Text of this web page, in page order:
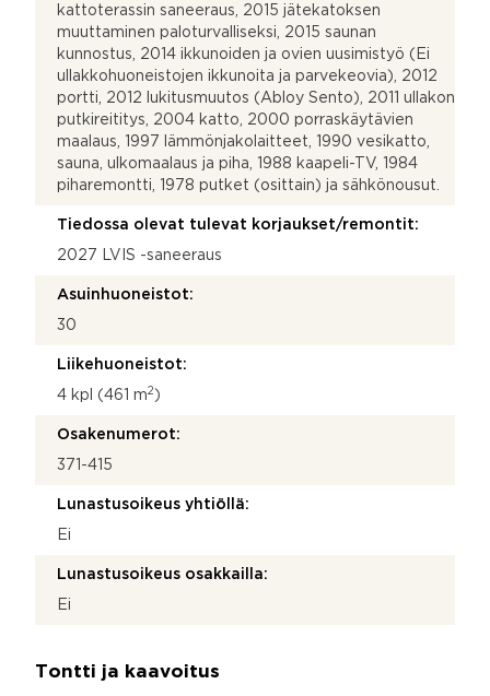
kattoterassin saneeraus, 2015 jätekatoksen
muuttaminen paloturvalliseksi, 2015 saunan
kunnostus, 2014 ikkunoiden ja ovien uusimistyö (Ei
ullakkohuoneistojen ikkunoita ja parvekeovia), 2012
portti, 2012 lukitusmuutos (Abloy Sento), 2011 ullakon
putkireititys, 2004 katto, 2000 porraskäytävien
maalaus, 1997 lämmönjakolaitteet, 1990 vesikatto,
sauna, ulkomaalaus ja piha, 1988 kaapeli-TV, 1984
piharemontti, 1978 putket (osittain) ja sähkönousut.
Tiedossa olevat tulevat korjaukset/remontit:
2027 LVIS -saneeraus
Asuinhuoneistot:
30
Liikehuoneistot:
4 kpl (461 m2 )
Osakenumerot:
371-415
Lunastusoikeus yhtiöllä:
Ei
Lunastusoikeus osakkailla:
Ei
Tontti ja kaavoitus